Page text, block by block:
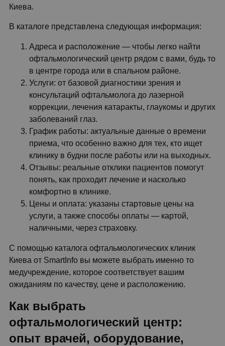
Киева.
В каталоге представлена следующая информация:
Адреса и расположение — чтобы легко найти
офтальмологический центр рядом с вами, будь то
в центре города или в спальном районе.
Услуги: от базовой диагностики зрения и
консультаций офтальмолога до лазерной
коррекции, лечения катаракты, глаукомы и других
заболеваний глаз.
График работы: актуальные данные о времени
приема, что особенно важно для тех, кто ищет
клинику в будни после работы или на выходных.
Отзывы: реальные отклики пациентов помогут
понять, как проходит лечение и насколько
комфортно в клинике.
Цены и оплата: указаны стартовые цены на
услуги, а также способы оплаты — картой,
наличными, через страховку.
С помощью каталога офтальмологических клиник
Киева от SmartInfo вы можете выбрать именно то
медучреждение, которое соответствует вашим
ожиданиям по качеству, цене и расположению.
Как выбрать
офтальмологический центр:
опыт врачей, оборудование,